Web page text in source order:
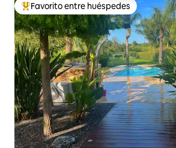
De los mejores en Favorito entre
Favorito entre huéspedes